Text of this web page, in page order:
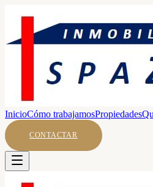
InicioCómo trabajamosPropiedades
CONTACTAR